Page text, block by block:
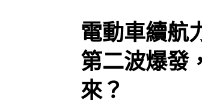
電動車續航
第二波爆發
來？